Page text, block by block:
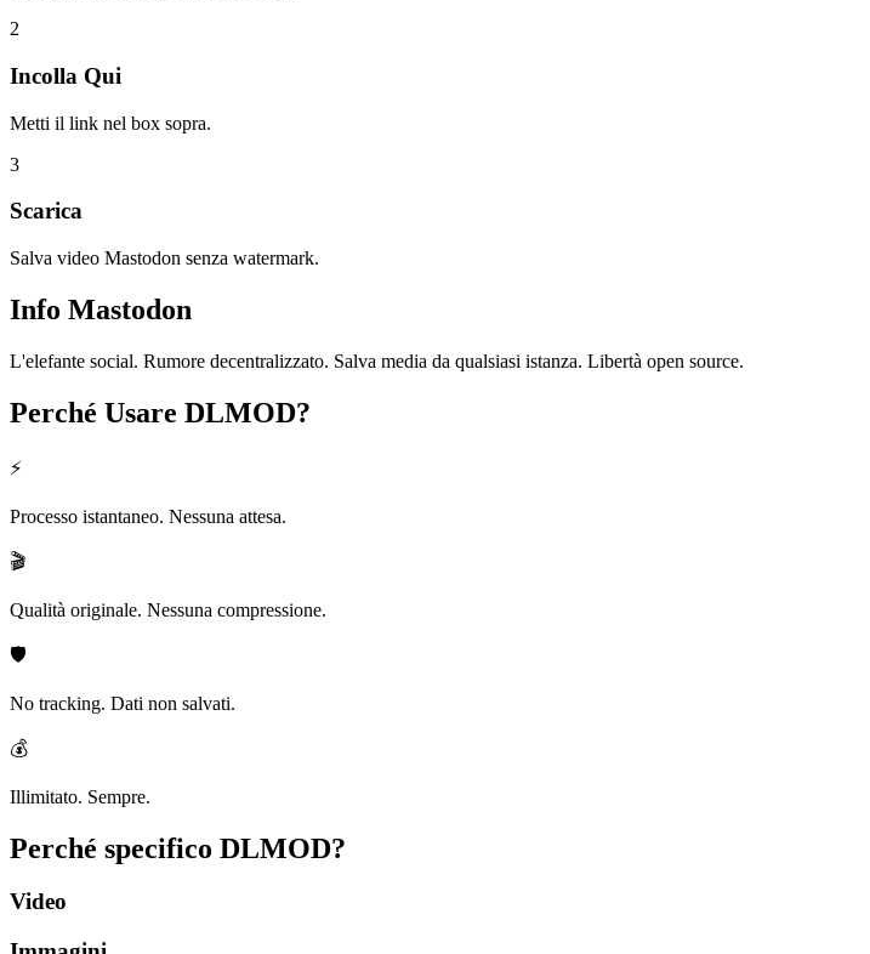
2
Incolla Qui
Metti il link nel box sopra.
3
Scarica
Salva video Mastodon senza watermark.
Info Mastodon
L'elefante social. Rumore decentralizzato. Salva media da qualsiasi istanza. Libertà open source.
Perché Usare DLMOD?
⚡
Processo istantaneo. Nessuna attesa.
🎬
Qualità originale. Nessuna compressione.
🛡️
No tracking. Dati non salvati.
💰
Illimitato. Sempre.
Perché specifico DLMOD?
Video